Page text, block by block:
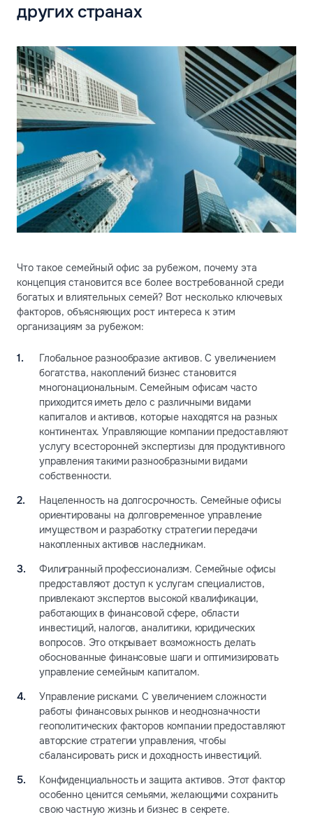
других странах
Что такое семейный офис за рубежом, почему эта
концепция становится все более востребованной среди
богатых и влиятельных семей? Вот несколько ключевых
факторов, объясняющих рост интереса к этим
организациям за рубежом:
Глобальное разнообразие активов. С увеличением
богатства, накоплений бизнес становится
многонациональным. Семейным офисам часто
приходится иметь дело с различными видами
капиталов и активов, которые находятся на разных
континентах. Управляющие компании предоставляют
услугу всесторонней экспертизы для продуктивного
управления такими разнообразными видами
собственности.
Нацеленность на долгосрочность. Семейные офисы
ориентированы на долговременное управление
имуществом и разработку стратегии передачи
накопленных активов наследникам.
Филигранный профессионализм. Семейные офисы
предоставляют доступ к услугам специалистов,
привлекают экспертов высокой квалификации,
работающих в финансовой сфере, области
инвестиций, налогов, аналитики, юридических
вопросов. Это открывает возможность делать
обоснованные финансовые шаги и оптимизировать
управление семейным капиталом.
Управление рисками. С увеличением сложности
работы финансовых рынков и неоднозначности
геополитических факторов компании предоставляют
авторские стратегии управления, чтобы
сбалансировать риск и доходность инвестиций.
Конфиденциальность и защита активов. Этот фактор
особенно ценится семьями, желающими сохранить
свою частную жизнь и бизнес в секрете.